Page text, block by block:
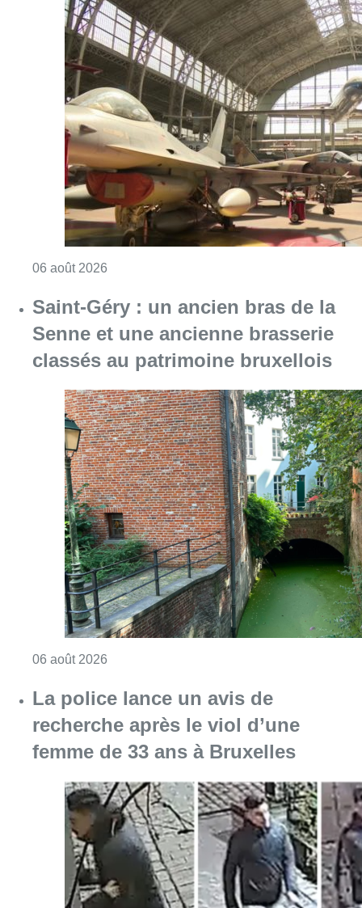
06 août 2026
Saint-Géry : un ancien bras de la
Senne et une ancienne brasserie
classés au patrimoine bruxellois
06 août 2026
La police lance un avis de
recherche après le viol d’une
femme de 33 ans à Bruxelles